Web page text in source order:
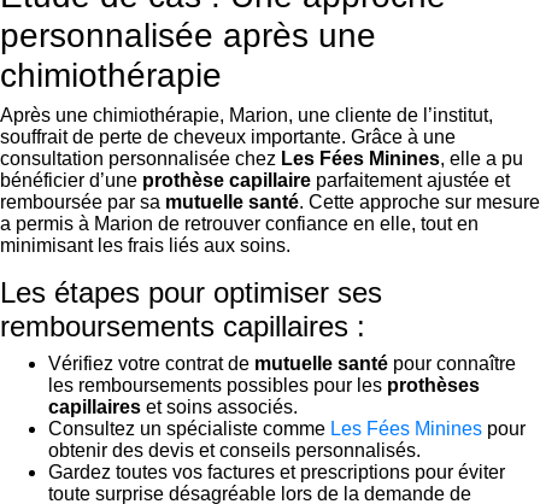
personnalisée après une
chimiothérapie
Après une chimiothérapie, Marion, une cliente de l’institut,
souffrait de perte de cheveux importante. Grâce à une
consultation personnalisée chez Les Fées Minines, elle a pu
bénéficier d’une prothèse capillaire parfaitement ajustée et
remboursée par sa mutuelle santé. Cette approche sur mesure
a permis à Marion de retrouver confiance en elle, tout en
minimisant les frais liés aux soins.
Les étapes pour optimiser ses
remboursements capillaires :
Vérifiez votre contrat de mutuelle santé pour connaître
les remboursements possibles pour les prothèses
capillaires et soins associés.
Consultez un spécialiste comme Les Fées Minines pour
obtenir des devis et conseils personnalisés.
Gardez toutes vos factures et prescriptions pour éviter
toute surprise désagréable lors de la demande de